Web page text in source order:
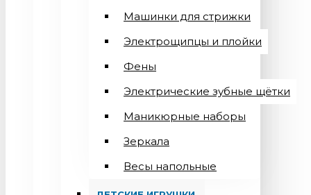
Машинки для стрижки
Электрощипцы и плойки
Фены
Электрические зубные щётки
Маникюрные наборы
Зеркала
Весы напольные